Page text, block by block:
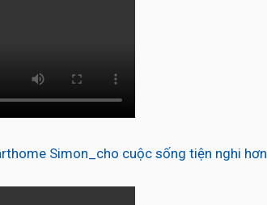
Simon_cho cuộc sống tiện nghi hơn